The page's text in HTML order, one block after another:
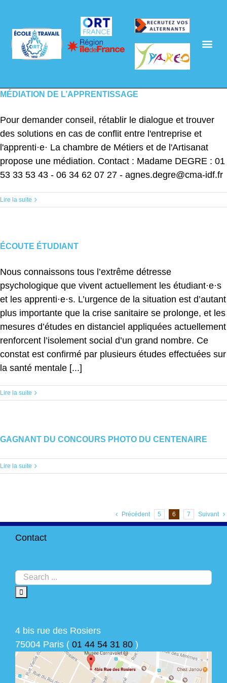
MÉDIATION DE L’APPRENTISSAGE
Pour demander conseil, rétablir le dialogue et trouver
des solutions en cas de conflit entre l'entreprise et
l'apprenti·e· La chambre de Métiers et de l'Artisanat
propose une médiation. Contact : Madame DEGRE : 01
53 33 53 43 - 06 34 62 07 27 - agnes.degre@cma-idf.fr
Lire la suite
ÉCOUTE ÉTUDIANT
Nous connaissons tous l’extrême détresse
psychologique que vivent actuellement les étudiant·e·s
et les apprenti·e·s. L’urgence de la situation est d’autant
plus importante que la crise sanitaire se prolonge, et les
mesures d’études en distanciel appliquées actuellement
renforcent l’isolement social d’un grand nombre. Ce
constat est confirmé par plusieurs études effectuées sur
la santé mentale [...]
Lire la suite
GAGNANT DU CONCOURS PHOTO DU CENTENAIRE
Lire la suite
Précédent 5 6 7 Suivant
Contact
4 bis rue des Rosiers
75004 Paris ( 01 44 54 31 80 )